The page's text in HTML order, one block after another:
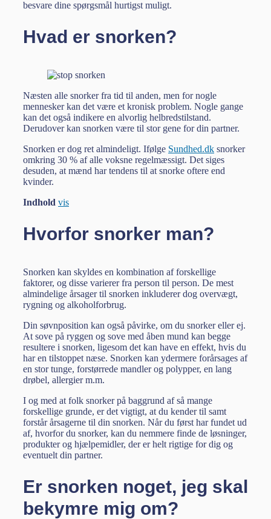
besvare dine spørgsmål hurtigst muligt.
Hvad er snorken?
Næsten alle snorker fra tid til anden, men for nogle
mennesker kan det være et kronisk problem. Nogle gange
kan det også indikere en alvorlig helbredstilstand.
Derudover kan snorken være til stor gene for din partner.
Snorken er dog ret almindeligt. Ifølge Sundhed.dk snorker
omkring 30 % af alle voksne regelmæssigt. Det siges
desuden, at mænd har tendens til at snorke oftere end
kvinder.
Indhold vis
Hvorfor snorker man?
Snorken kan skyldes en kombination af forskellige
faktorer, og disse varierer fra person til person. De mest
almindelige årsager til snorken inkluderer dog overvægt,
rygning og alkoholforbrug.
Din søvnposition kan også påvirke, om du snorker eller ej.
At sove på ryggen og sove med åben mund kan begge
resultere i snorken, ligesom det kan have en effekt, hvis du
har en tilstoppet næse. Snorken kan ydermere forårsages af
en stor tunge, forstørrede mandler og polypper, en lang
drøbel, allergier m.m.
I og med at folk snorker på baggrund af så mange
forskellige grunde, er det vigtigt, at du kender til samt
forstår årsagerne til din snorken. Når du først har fundet ud
af, hvorfor du snorker, kan du nemmere finde de løsninger,
produkter og hjælpemidler, der er helt rigtige for dig og
eventuelt din partner.
Er snorken noget, jeg skal
bekymre mig om?